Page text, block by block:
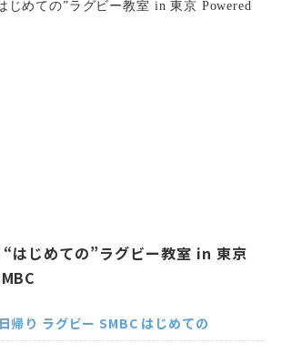
じめての”ラグビー教室 in 東京
日帰り ラグビー SMBC はじめての